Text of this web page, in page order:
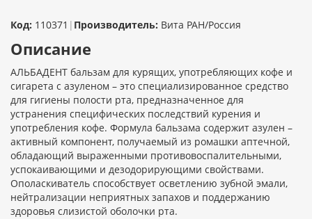
Код: 110371 | Производитель: Вита РАН/Россия
Описание
АЛЬБАДЕНТ бальзам для курящих, употребляющих кофе и
сигарета с азуленом – это специализированное средство
для гигиены полости рта, предназначенное для
устранения специфических последствий курения и
употребления кофе. Формула бальзама содержит азулен –
активный компонент, получаемый из ромашки аптечной,
обладающий выраженными противовоспалительными,
успокаивающими и дезодорирующими свойствами.
Ополаскиватель способствует осветлению зубной эмали,
нейтрализации неприятных запахов и поддержанию
здоровья слизистой оболочки рта.